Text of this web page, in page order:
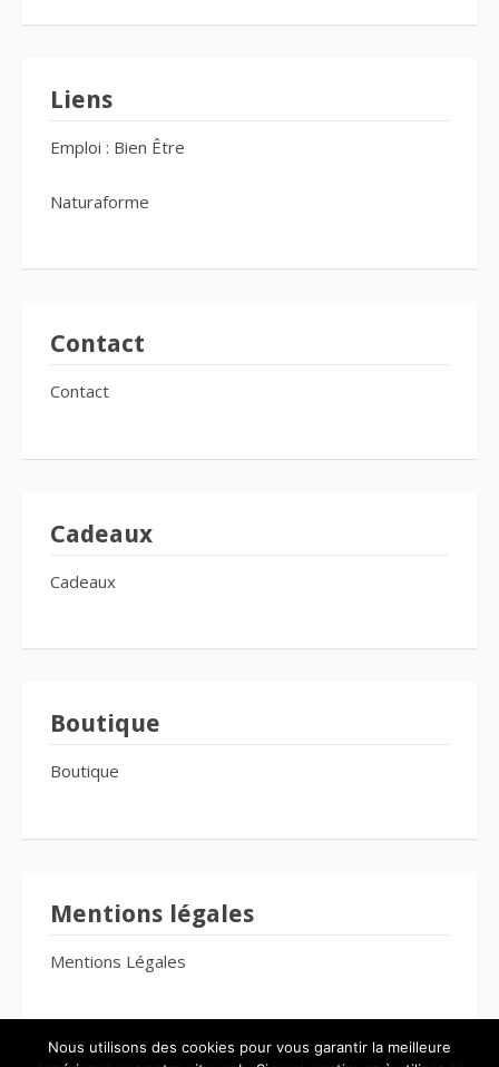
Liens
Emploi : Bien Être
Naturaforme
Contact
Contact
Cadeaux
Cadeaux
Boutique
Boutique
Mentions légales
Mentions Légales
Nous utilisons des cookies pour vous garantir la meilleure